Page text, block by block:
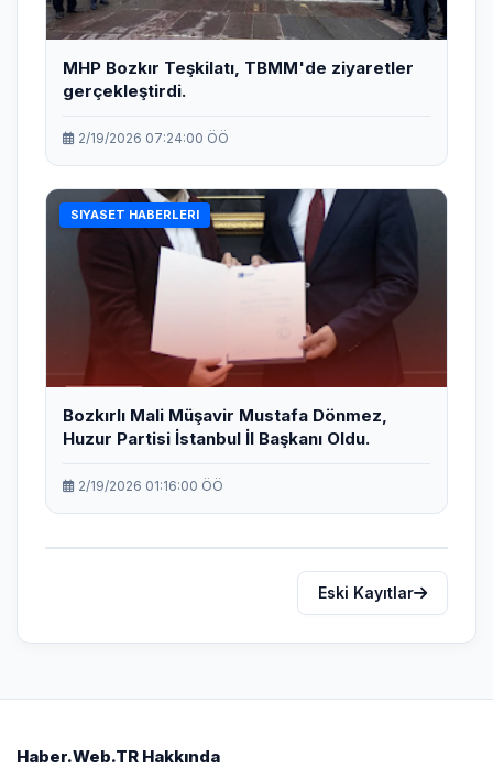
MHP Bozkır Teşkilatı, TBMM'de ziyaretler
gerçekleştirdi.
2/19/2026 07:24:00 ÖÖ
SIYASET HABERLERI
Bozkırlı Mali Müşavir Mustafa Dönmez,
Huzur Partisi İstanbul İl Başkanı Oldu.
2/19/2026 01:16:00 ÖÖ
Eski Kayıtlar
Haber.Web.TR Hakkında